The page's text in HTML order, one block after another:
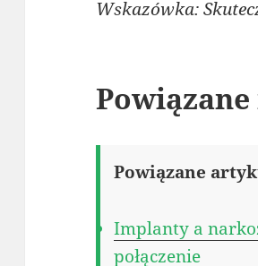
Wskazówka:
Powiązane
Implanty a
połączenie